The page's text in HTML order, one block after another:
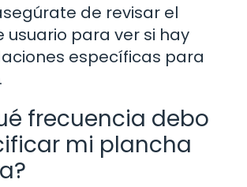
de revisar el
usuario para ver si hay
específicas para
frecuencia debo
mi plancha